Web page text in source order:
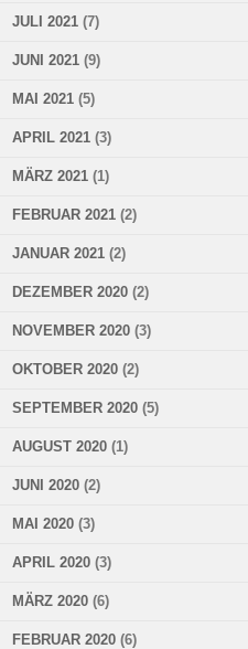
JULI 2021 (7)
JUNI 2021 (9)
MAI 2021 (5)
APRIL 2021 (3)
MÄRZ 2021 (1)
FEBRUAR 2021 (2)
JANUAR 2021 (2)
DEZEMBER 2020 (2)
NOVEMBER 2020 (3)
OKTOBER 2020 (2)
SEPTEMBER 2020 (5)
AUGUST 2020 (1)
JUNI 2020 (2)
MAI 2020 (3)
APRIL 2020 (3)
MÄRZ 2020 (6)
FEBRUAR 2020 (6)